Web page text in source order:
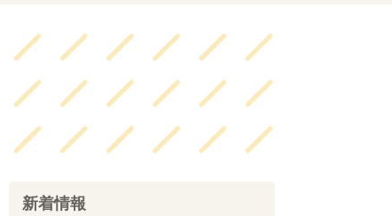
新着情報